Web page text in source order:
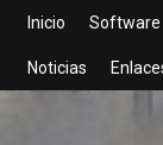
Inicio Software
Noticias